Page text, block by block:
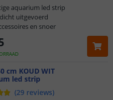
aquarium led strip
uitgevoerd
en snoer
cm KOUD WIT
led strip
(29 reviews)